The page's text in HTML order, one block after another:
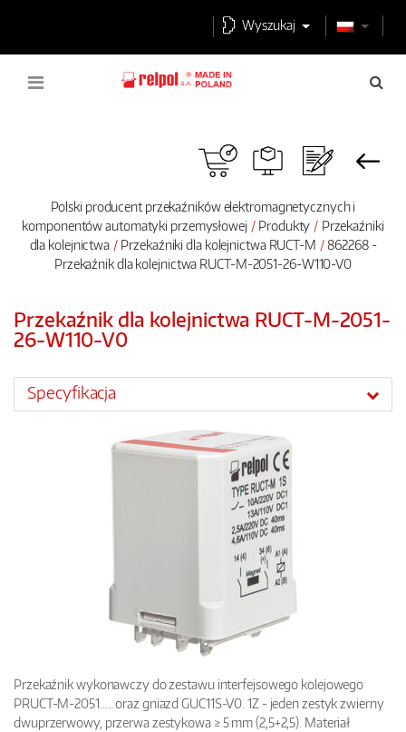
Wyszukaj
Polski producent przekaźników elektromagnetycznych i
komponentów automatyki przemysłowej
Produkty
Przekaźniki
dla kolejnictwa
Przekaźniki dla kolejnictwa RUCT-M
862268 -
Przekaźnik dla kolejnictwa RUCT-M-2051-26-W110-V0
Przekaźnik dla kolejnictwa RUCT-M-2051-
26-W110-V0
Specyfikacja
Przekaźnik wykonawczy do zestawu interfejsowego kolejowego
PRUCT-M-2051….. oraz gniazd GUC11S-V0. 1Z - jeden zestyk zwierny
dwuprzerwowy, przerwa zestykowa ≥ 5 mm (2,5+2,5). Materiał